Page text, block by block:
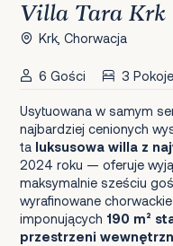
Villa Tara Krk
Krk, Chorwacja
6 Gości 3 Pokoje
Usytuowana w samym
najbardziej cenionych
ta luksusowa willa z
2024 roku — oferuje
maksymalnie sześciu
wyrafinowane
imponujących 190 m²
przestrzeni